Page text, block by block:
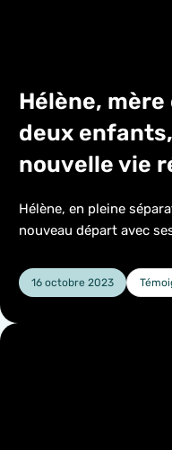
Hélène,
deux
nouvelle vie
Hélène, en pleine
nouveau départ avec
16 octobre 2023